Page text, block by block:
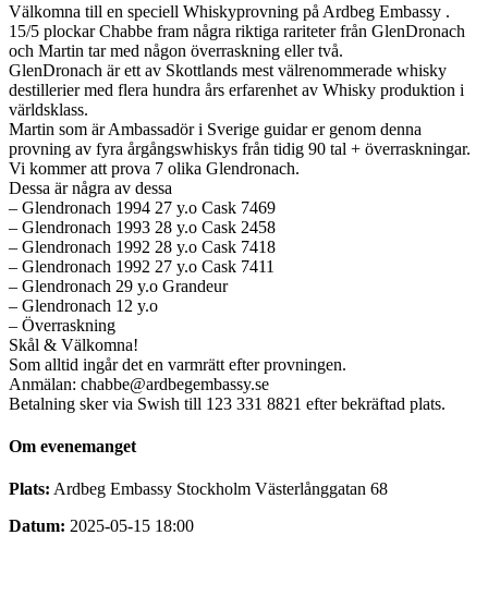
Välkomna till en speciell Whiskyprovning på Ardbeg Embassy .
15/5 plockar Chabbe fram några riktiga rariteter från GlenDronach
och Martin tar med någon överraskning eller två.
GlenDronach är ett av Skottlands mest välrenommerade whisky
destillerier med flera hundra års erfarenhet av Whisky produktion i
världsklass.
Martin som är Ambassadör i Sverige guidar er genom denna
provning av fyra årgångswhiskys från tidig 90 tal + överraskningar.
Vi kommer att prova 7 olika Glendronach.
Dessa är några av dessa
– Glendronach 1994 27 y.o Cask 7469
– Glendronach 1993 28 y.o Cask 2458
– Glendronach 1992 28 y.o Cask 7418
– Glendronach 1992 27 y.o Cask 7411
– Glendronach 29 y.o Grandeur
– Glendronach 12 y.o
– Överraskning
Skål & Välkomna!
Som alltid ingår det en varmrätt efter provningen.
Anmälan: chabbe@ardbegembassy.se
Betalning sker via Swish till 123 331 8821 efter bekräftad plats.
Om evenemanget
Plats: Ardbeg Embassy Stockholm Västerlånggatan 68
Datum: 2025-05-15 18:00